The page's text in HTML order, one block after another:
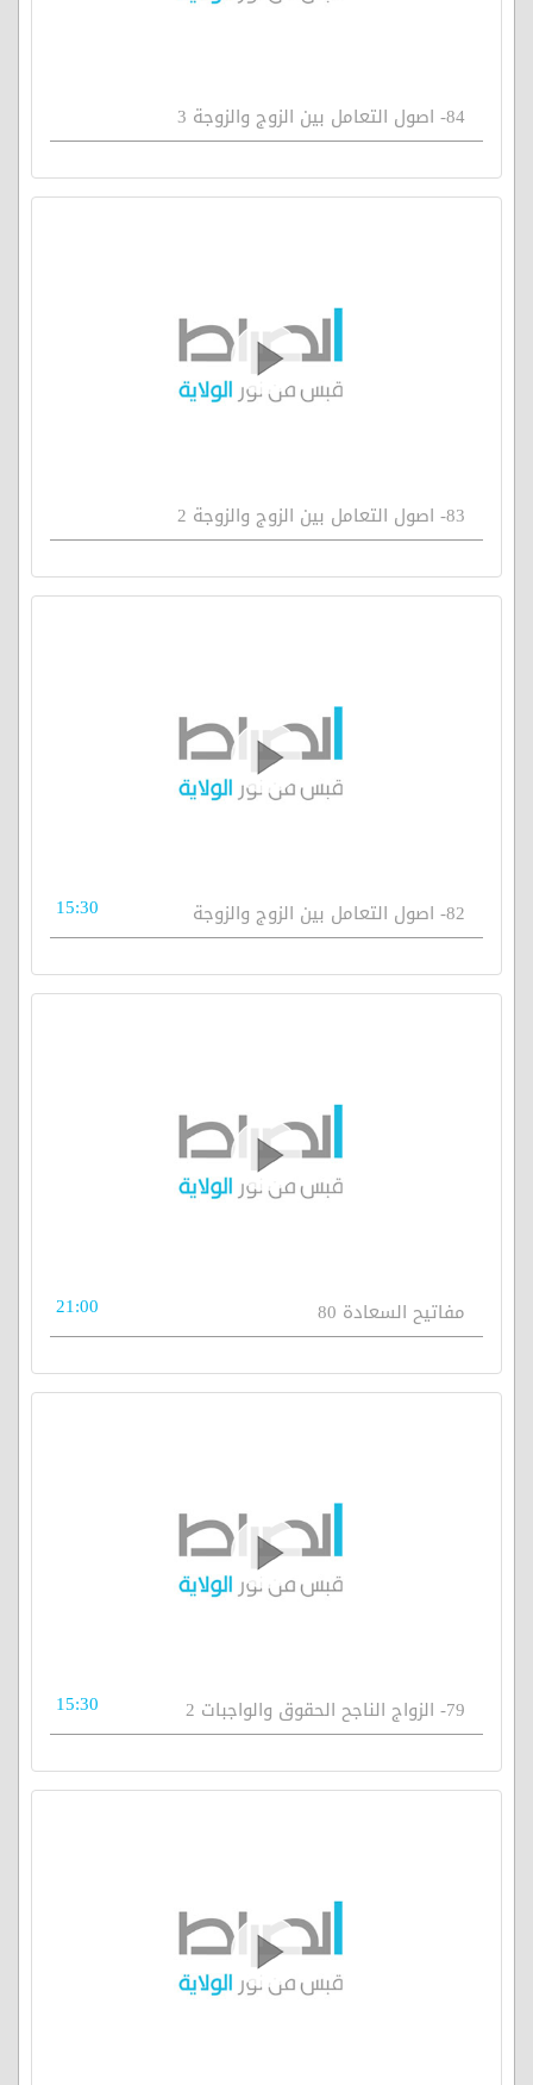
84- اصول التعامل بين الزوج والزوجة 3
83- اصول التعامل بين الزوج والزوجة 2
82- اصول التعامل بين الزوج والزوجة 15:30
مفاتيح السعادة 80 21:00
79- الزواج الناجح الحقوق والواجبات 2 15:30